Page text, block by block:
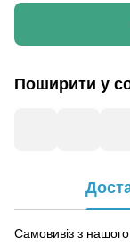
Поширити у
Самовивіз з